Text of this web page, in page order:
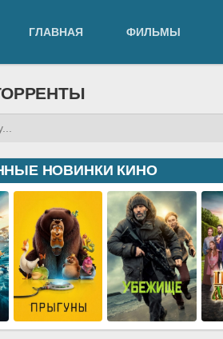
ГЛАВНАЯ ФИЛЬМЫ
НОВИНКИ КИНО